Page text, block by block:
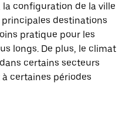
configuration de la ville
destinations
pratique pour les
longs. De plus, le climat
certains secteurs
certaines périodes